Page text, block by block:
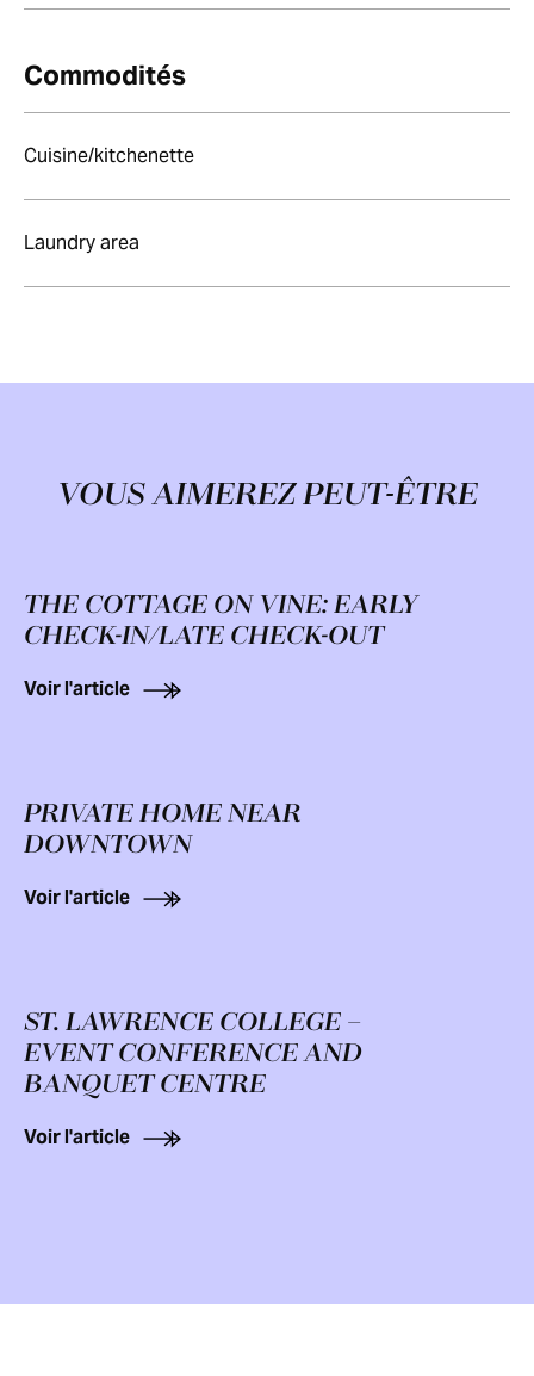
Commodités
Cuisine/kitchenette
Laundry area
VOUS AIMEREZ PEUT-ÊTRE
THE COTTAGE ON VINE: EARLY
CHECK-IN/LATE CHECK-OUT
Voir l'article
PRIVATE HOME NEAR
DOWNTOWN
Voir l'article
ST. LAWRENCE COLLEGE –
EVENT CONFERENCE AND
BANQUET CENTRE
Voir l'article